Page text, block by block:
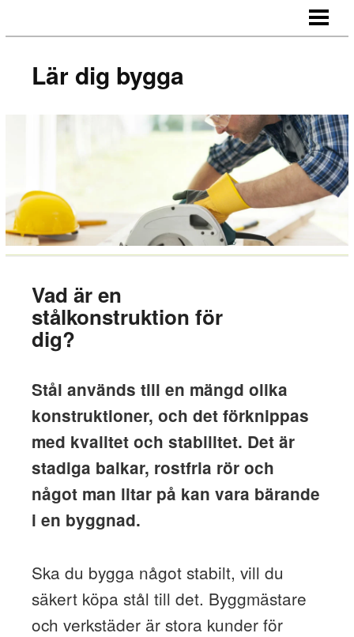
BYGG EGEN SÄNGGAVEL
BYGGA BORD AV LASTPALLAR
Lär dig bygga
Vad är en
stålkonstruktion för
dig?
Stål används till en mängd olika
konstruktioner, och det förknippas
med kvalitet och stabilitet. Det är
stadiga balkar, rostfria rör och
något man litar på kan vara bärande
i en byggnad.
Ska du bygga något stabilt, vill du
säkert köpa stål till det. Byggmästare
och verkstäder är stora kunder för